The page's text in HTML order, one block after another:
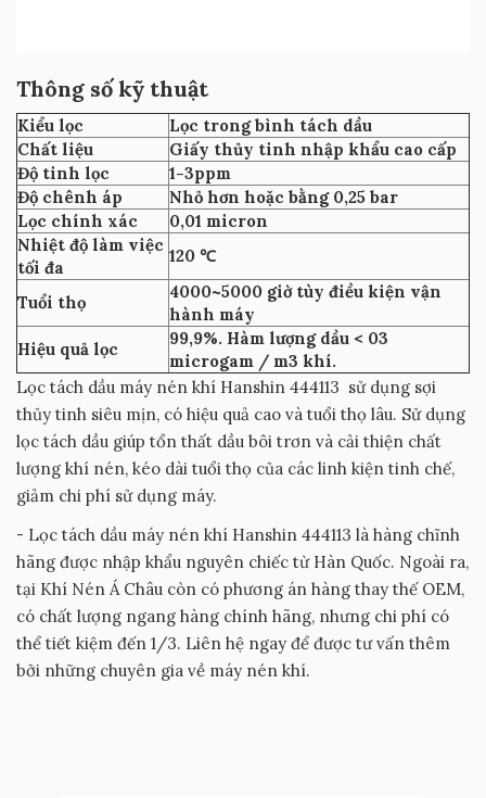
Thông số kỹ thuật
Kiểu lọc
Lọc trong bình tách dầu
Chất liệu
Giấy thủy tinh nhập khẩu cao cấp
Độ tinh lọc
1-3ppm
Độ chênh áp
Nhỏ hơn hoặc bằng 0,25 bar
Lọc chính xác
0,01 micron
Nhiệt độ làm việc
tối đa
120 ℃
Tuổi thọ
4000~5000 giờ tùy điều kiện vận
hành máy
Hiệu quả lọc
99,9%. Hàm lượng dầu < 03
microgam / m3 khí.
Lọc tách dầu máy nén khí Hanshin 444113 sử dụng sợi
thủy tinh siêu mịn, có hiệu quả cao và tuổi thọ lâu. Sử dụng
lọc tách dầu giúp tổn thất dầu bôi trơn và cải thiện chất
lượng khí nén, kéo dài tuổi thọ của các linh kiện tinh chế,
giảm chi phí sử dụng máy.
- Lọc tách dầu máy nén khí Hanshin 444113 là hàng chĩnh
hãng được nhập khẩu nguyên chiếc từ Hàn Quốc. Ngoài ra,
tại Khí Nén Á Châu còn có phương án hàng thay thế OEM,
có chất lượng ngang hàng chính hãng, nhưng chi phí có
thể tiết kiệm đến 1/3. Liên hệ ngay để được tư vấn thêm
bởi những chuyên gia về máy nén khí.